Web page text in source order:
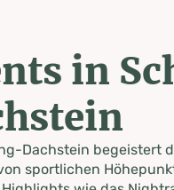
in
Dachstein begeistert
sportlichen